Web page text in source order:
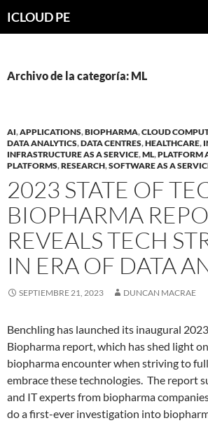
hacia
ICLOUD PE
Archivo de la categoría: ML
AI,APPLICATIONS,BIOPHARMA,CLOUD
DATA ANALYTICS,DATA CENTRES,HEALTHCARE,
INFRASTRUCTURE AS A SERVICE,ML,PLATFORM
PLATFORMS,RESEARCH,SOFTWARE AS A
2023 STATE OF
BIOPHARMA
REVEALS TECH
IN ERA OF DATA
SEPTIEMBRE 21, 2023 DUNCAN MACRAE
Benchling has launched its inaugural
Biopharma report, which has shed light
biopharma encounter when striving to
embrace these technologies. The report
and IT experts from biopharma
do a first-ever investigation into